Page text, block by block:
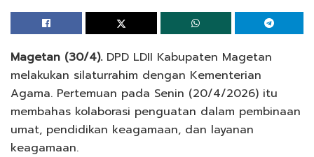
Magetan (30/4).DPD LDII Kabupaten Magetan
melakukan silaturrahim dengan Kementerian
Agama. Pertemuan pada Senin (20/4/2026) itu
membahas kolaborasi penguatan dalam pembinaan
umat, pendidikan keagamaan, dan layanan
keagamaan.